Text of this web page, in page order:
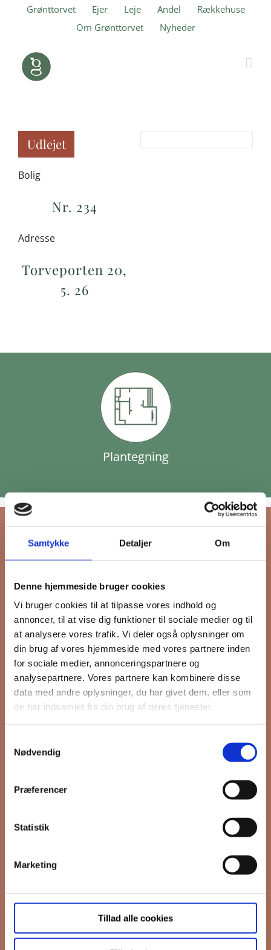
Samtykke Detaljer Om
Denne hjemmeside bruger cookies
Vi bruger cookies til at tilpasse vores indhold og
annoncer, til at vise dig funktioner til sociale medier og til
at analysere vores trafik. Vi deler også oplysninger om
din brug af vores hjemmeside med vores partnere inden
for sociale medier, annonceringspartnere og
analysepartnere. Vores partnere kan kombinere disse
data med andre oplysninger, du har givet dem, eller som
de har indsamlet fra din brug af deres tjenester.
Nødvendig
Præferencer
Statistik
Marketing
Tillad alle cookies
Grønttorvet Ejer Leje Andel
Rækkehuse
Om Grønttorvet
Nyheder
Udlejet
Bolig
Nr. 234
Adresse
Torveporten 20,
5. 26
Plantegning
Tilmeld dig FB
Gruppens
nyhedsbrev
Hold dig opdateret på hvad der sker
på Grønttorvet. I vores nyhedsbrev
sender vi blandt andet invitation til
boliger til salg og udlejning, så du
Efternavn